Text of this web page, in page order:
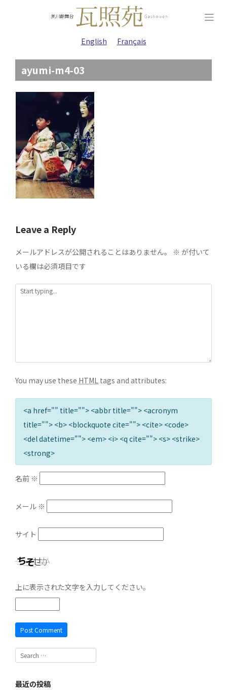
English Français
ayumi-m4-03
Leave a Reply
メールアドレスが公開されることはありません。 ※ が付いて
いる欄は必須項目です
You may use these HTML tags and attributes:
<a href="" title=""> <abbr title=""> <acronym
title=""> <b> <blockquote cite=""> <cite> <code>
<del datetime=""> <em> <i> <q cite=""> <s> <strike>
<strong>
名前 ※
メール ※
サイト
上に表示された文字を入力してください。
最近の投稿